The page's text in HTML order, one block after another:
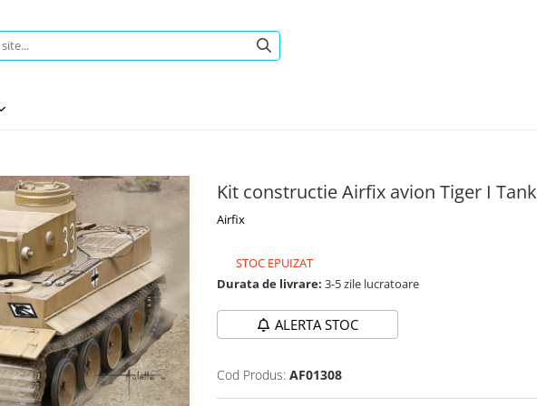
Kit constructie Airfix avion Tiger I Tank
Airfix
STOC EPUIZAT
Durata de livrare: 3-5 zile lucratoare
ALERTA STOC
Cod Produs: AF01308